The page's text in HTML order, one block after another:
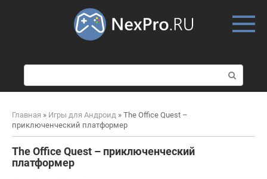
о
и
к
Главная » Игры для Андроид » The Office Quest –
приключенческий платформер
The Office Quest – приключенческий
платформер